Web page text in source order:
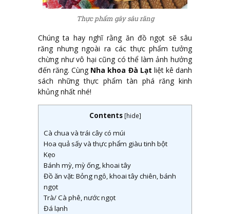
Thực phẩm gây sâu răng
Chúng ta hay nghĩ rằng ăn đồ ngọt sẽ sâu
răng nhưng ngoài ra các thực phẩm tưởng
chừng như vô hại cũng có thể làm ảnh hưởng
đến răng. Cùng Nha khoa Đà Lạt liệt kê danh
sách những thực phẩm tàn phá răng kinh
khủng nhất nhé!
Contents [hide]
Cà chua và trái cây có múi
Hoa quả sấy và thực phẩm giàu tinh bột
Kẹo
Bánh mỳ, mỳ ống, khoai tây
Đồ ăn vặt: Bỏng ngô, khoai tây chiên, bánh
ngọt
Trà/ Cà phê, nước ngọt
Đá lạnh